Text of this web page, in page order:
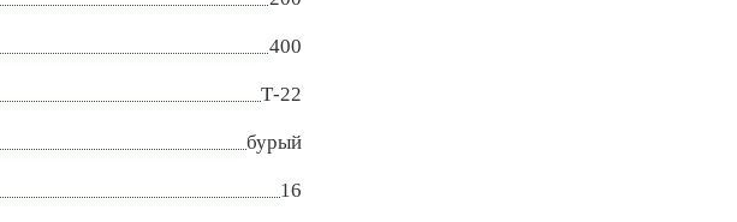
400
Т-22
бурый
16